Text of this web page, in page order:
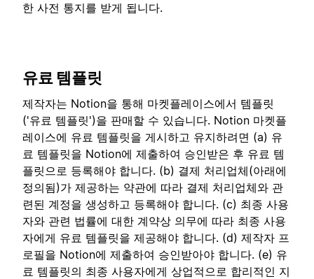
한 사전 통지를 받게 됩니다.
유료 템플릿
제작자는 Notion을 통해 마켓플레이스에서 템플릿
('유료 템플릿')을 판매할 수 있습니다. Notion 마켓플
레이스에 유료 템플릿을 게시하고 유지하려면 (a) 유
료 템플릿을 Notion에 제출하여 승인받은 후 유료 템
플릿으로 등록해야 합니다. (b) 결제 처리업체(아래에
정의됨)가 제공하는 약관에 따라 결제 처리업체와 관
련된 계정을 생성하고 등록해야 합니다. (c) 최종 사용
자와 관련 법률에 대한 계약상 의무에 따라 최종 사용
자에게 유료 템플릿을 제공해야 합니다. (d) 제작자 프
로필을 Notion에 제출하여 승인받아야 합니다. (e) 유
료 템플릿의 최종 사용자에게 상업적으로 합리적인 지